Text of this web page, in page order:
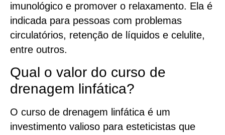
imunológico e promover o relaxamento. Ela é
indicada para pessoas com problemas
circulatórios, retenção de líquidos e celulite,
entre outros.
Qual o valor do curso de
drenagem linfática?
O curso de drenagem linfática é um
investimento valioso para esteticistas que